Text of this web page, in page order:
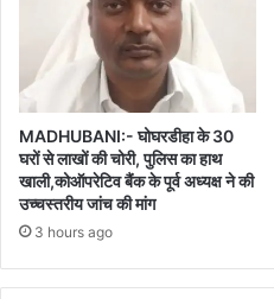
MADHUBANI:- घोघरडीहा के 30
घरों से लाखों की चोरी, पुलिस का हाथ
खाली,कोऑपरेटिव बैंक के पूर्व अध्यक्ष ने की
उच्चस्तरीय जांच की मांग
3 hours ago